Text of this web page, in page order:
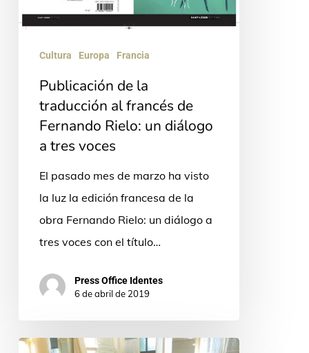
de
diálogo
voces
Cultura Europa Francia
Publicación de la
traducción al francés de
Fernando Rielo: un diálogo
a tres voces
El pasado mes de marzo ha visto
la luz la edición francesa de la
obra Fernando Rielo: un diálogo a
tres voces con el título…
Press Office Identes
6 de abril de 2019
Un